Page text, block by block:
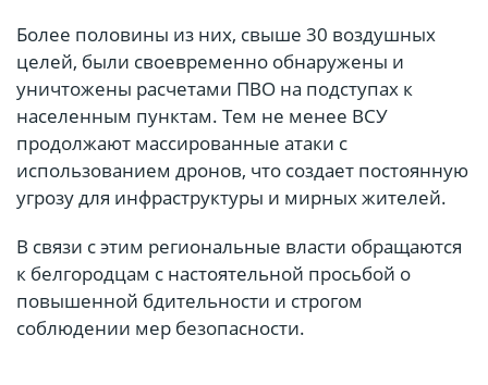
Более половины из них, свыше 30 воздушных
целей, были своевременно обнаружены и
уничтожены расчетами ПВО на подступах к
населенным пунктам. Тем не менее ВСУ
продолжают массированные атаки с
использованием дронов, что создает постоянную
угрозу для инфраструктуры и мирных жителей.
В связи с этим региональные власти обращаются
к белгородцам с настоятельной просьбой о
повышенной бдительности и строгом
соблюдении мер безопасности.